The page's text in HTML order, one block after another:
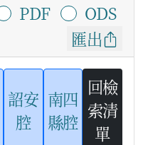
PDF
ODS
匯出
詔安
腔
南四
縣腔
回檢
索清
單